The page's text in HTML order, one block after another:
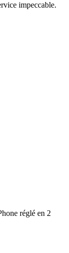
impeccable.
réglé en 2